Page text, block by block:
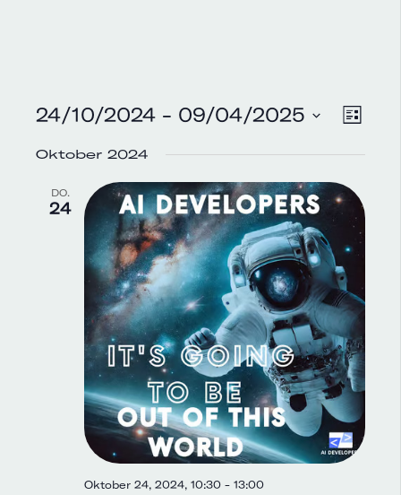
Liste
24/10/2024 - 09/04/2025
wählen.
Oktober 2024
DO.
24
Oktober 24, 2024, 10:30 - 13:00